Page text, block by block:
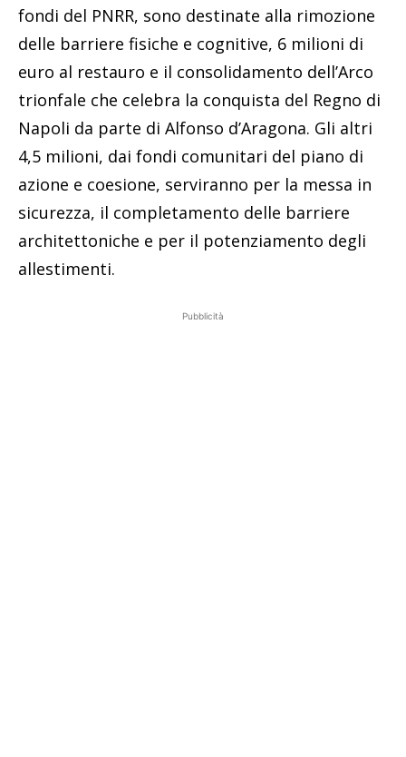
fondi del PNRR, sono destinate alla rimozione
delle barriere fisiche e cognitive, 6 milioni di
euro al restauro e il consolidamento dell’Arco
trionfale che celebra la conquista del Regno di
Napoli da parte di Alfonso d’Aragona. Gli altri
4,5 milioni, dai fondi comunitari del piano di
azione e coesione, serviranno per la messa in
sicurezza, il completamento delle barriere
architettoniche e per il potenziamento degli
allestimenti.
Pubblicità